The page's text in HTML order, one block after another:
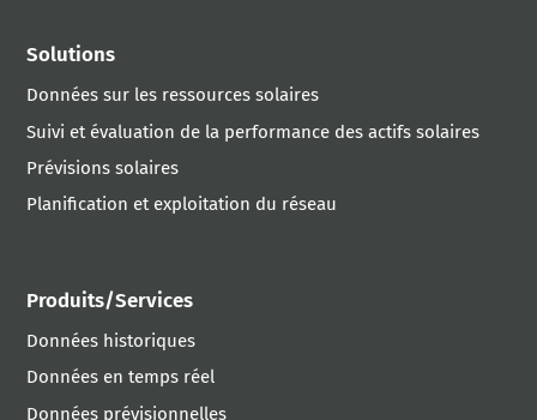
Solutions
Données sur les ressources solaires
Suivi et évaluation de la performance des actifs solaires
Prévisions solaires
Planification et exploitation du réseau
Produits/Services
Données historiques
Données en temps réel
Données prévisionnelles